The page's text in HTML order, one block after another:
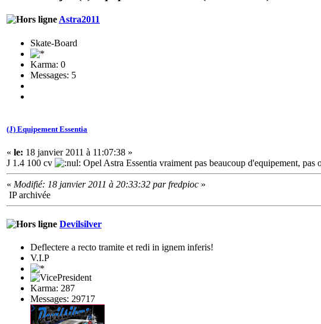
Astra2011
Skate-Board
Karma: 0
Messages: 5
(J) Equipement Essentia
« le: 18 janvier 2011 à 11:07:38 »
J 1.4 100 cv
Opel Astra Essentia vraiment pas beaucoup d'equipement,
« Modifié: 18 janvier 2011 à 20:33:32 par fredpioc »
IP archivée
Devilsilver
Deflectere a recto tramite et redi in ignem inferis!
V.I.P
Karma: 287
Messages: 29717